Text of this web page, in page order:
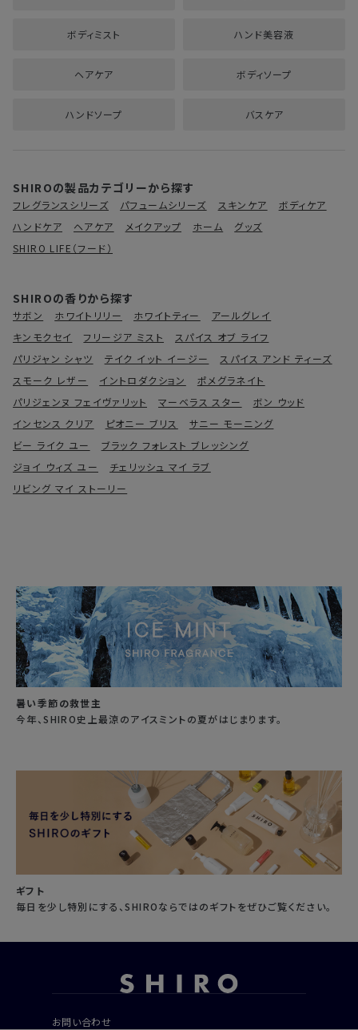
ボディミスト ハンド美容液
ヘアケア ボディソープ
ハンドソープ バスケア
SHIROの製品カテゴリーから探す
フレグランスシリーズ パフュームシリーズ スキンケア
ボディケア
ハンドケア
ヘアケア メイクアップ ホーム
グッズ
SHIRO LIFE（フード）
SHIROの香りから探す
サボン ホワイトリリー ホワイトティー
アールグレイ
キンモクセイ
フリージア ミスト
スパイス オブ ライフ
パリジャン シャツ
テイク イット イージー
スパイス アンド ティーズ
スモーク レザー
イントロダクション
ポメグラネイト
パリジェンヌ フェイヴァリット
マーベラス スター
ボン ウッド
インセンス クリア
ピオニー ブリス
サニー モーニング
ビー ライク ユー
ブラック フォレスト ブレッシング
ジョイ ウィズ ユー
チェリッシュ マイ ラブ
リビング マイ ストーリー
暑い季節の救世主
今年、SHIRO史上最涼のアイスミントの夏がはじまります。
ギフト
毎日を少し特別にする、SHIROならではのギフトをぜひご覧ください。
お問い合わせ